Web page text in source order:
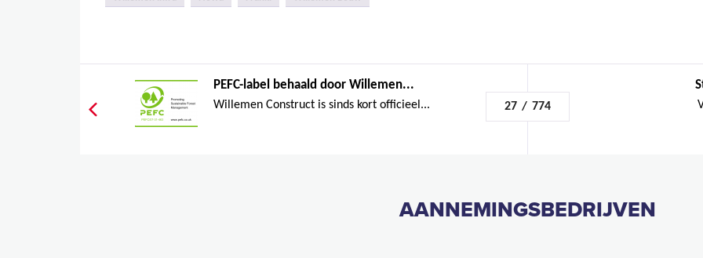
PEFC-label behaald door Willemen...
Willemen Construct is sinds kort officieel... 27 / 774
AANNEMINGSBEDRIJVEN